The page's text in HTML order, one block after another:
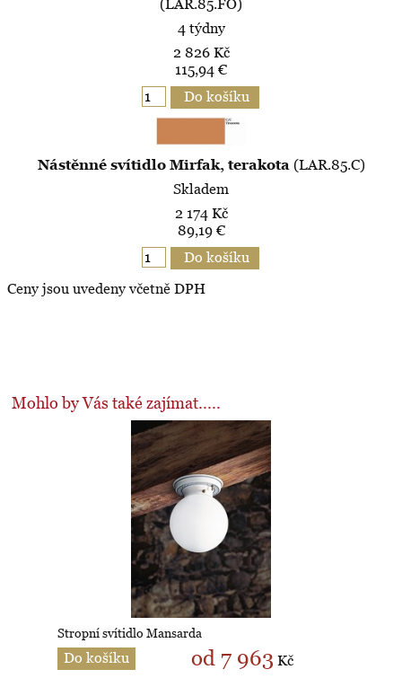
(LAR.85.FO)
4 týdny
2 826 Kč
115,94 €
Nástěnné svítidlo Mirfak, terakota(LAR.85.C)
Skladem
2 174 Kč
89,19 €
Ceny jsou uvedeny včetně DPH
Mohlo by Vás také zajímat.....
Stropní svítidlo Mansarda
Do košíku od 7 963 Kč